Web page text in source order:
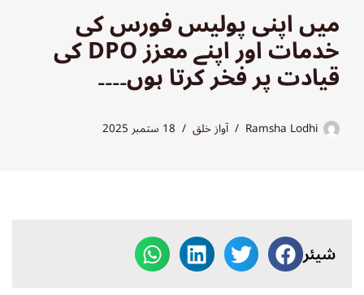
میں اپنی پولیس فورس کی
خدمات اور اپنے معزز DPO کی
قیادت پر فخر کرتا ہوں۔۔۔۔
Ramsha Lodhi آواز خلق 18 ستمبر 2025
شیئر